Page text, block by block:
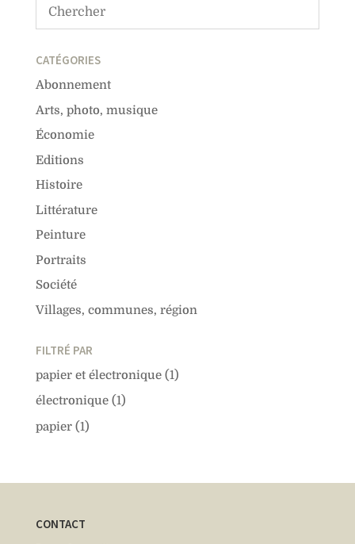
CATÉGORIES
Abonnement
Arts, photo, musique
Économie
Editions
Histoire
Littérature
Peinture
Portraits
Société
Villages, communes, région
FILTRÉ PAR
papier et électronique (1)
électronique (1)
papier (1)
CONTACT